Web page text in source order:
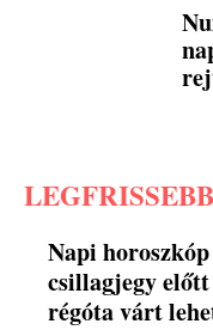
LEGFRISSEBB
Napi
csillagjegy
régóta várt